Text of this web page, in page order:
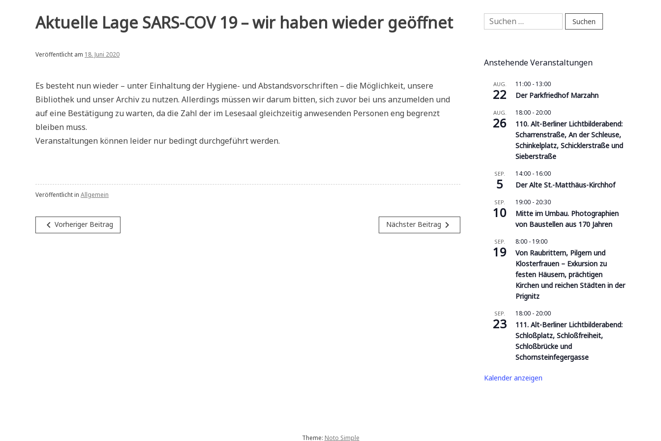
Aktuelle Lage SARS-COV 19 – wir haben wieder geöffnet
Veröffentlicht am 18. Juni 2020
Es besteht nun wieder – unter Einhaltung der Hygiene- und Abstandsvorschriften – die Möglichkeit, unsere
Bibliothek und unser Archiv zu nutzen. Allerdings müssen wir darum bitten, sich zuvor bei uns anzumelden und
auf eine Bestätigung zu warten, da die Zahl der im Lesesaal gleichzeitig anwesenden Personen eng begrenzt
bleiben muss.
Veranstaltungen können leider nur bedingt durchgeführt werden.
Veröffentlicht in Allgemein
Beitragsnavigation
navigate_before Vorheriger Beitrag Nächster Beitrag navigate_next
Suchen
nach:
Anstehende Veranstaltungen
AUG.
22
11:00 - 13:00
Der Parkfriedhof Marzahn
AUG.
26
18:00 - 20:00
110. Alt-Berliner Lichtbilderabend:
Scharrenstraße, An der Schleuse,
Schinkelplatz, Schicklerstraße und
Sieberstraße
SEP.
5
14:00 - 16:00
Der Alte St.-Matthäus-Kirchhof
SEP.
10
19:00 - 20:30
Mitte im Umbau. Photographien
von Baustellen aus 170 Jahren
SEP.
19
8:00 - 19:00
Von Raubrittern, Pilgern und
Klosterfrauen – Exkursion zu
festen Häusern, prächtigen
Kirchen und reichen Städten in der
Prignitz
SEP.
23
18:00 - 20:00
111. Alt-Berliner Lichtbilderabend:
Schloßplatz, Schloßfreiheit,
Schloßbrücke und
Schornsteinfegergasse
Kalender anzeigen
Theme: Noto Simple